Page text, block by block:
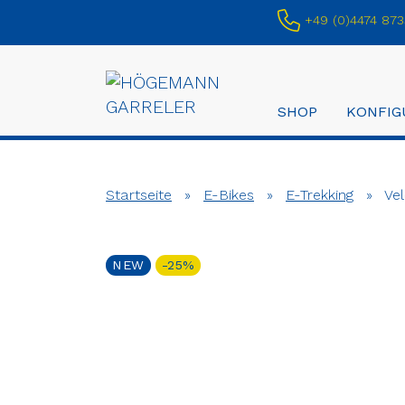
+49 (0)4474
SHOP
Startseite » E-Bikes » E-Trekking »
NEW -25%